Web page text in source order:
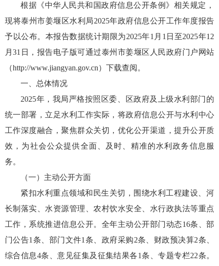
根据《中华人民共和国政府信息公开条例》相关规定，
现将泰州市姜堰区水利局2025年政府信息公开工作年度报告
予以公布。本报告数据统计期限为2025年1月1日至2025年12
月31日，报告电子版可通过泰州市姜堰区人民政府门户网站
（http://www.jiangyan.gov.cn）下载查阅。
一、总体情况
2025年，我局严格按照区委、区政府及上级水利部门的
统一部署，立足水利工作实际，将政府信息公开与水利中心
工作深度融合，聚焦群众关切，优化公开渠道，提升公开质
效，为社会公众提供全面、及时、精准的水利政务信息服
务。
（一）主动公开方面
紧扣水利重点领域和民生关切，围绕水利工程建设、河
长制落实、水资源管理、农村饮水安全、水行政执法等重点
工作，系统推进信息公开。全年主动公开部门动态16条、部
门公告1条、部门文件1条、政府采购2条、财政预决算2条、
综合信息4条、意见征集及征集结果各1条、专题专栏22条。